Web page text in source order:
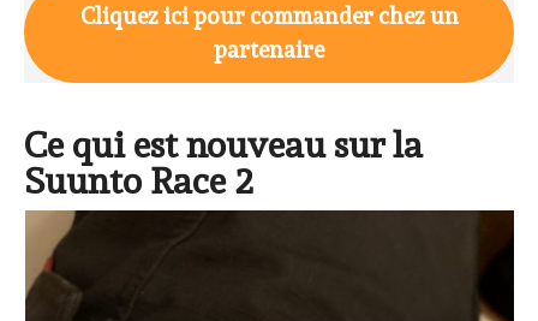
Cliquez ici pour commander chez un
partenaire
Ce qui est nouveau sur la
Suunto Race 2